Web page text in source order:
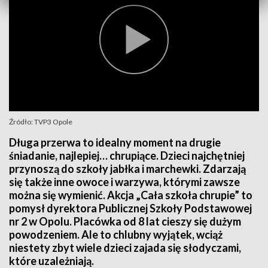
Źródło: TVP3 Opole
Długa przerwa to idealny moment na drugie
śniadanie, najlepiej… chrupiące. Dzieci najchętniej
przynoszą do szkoły jabłka i marchewki. Zdarzają
się także inne owoce i warzywa, którymi zawsze
można się wymienić. Akcja „Cała szkoła chrupie” to
pomysł dyrektora Publicznej Szkoły Podstawowej
nr 2 w Opolu. Placówka od 8 lat cieszy się dużym
powodzeniem. Ale to chlubny wyjątek, wciąż
niestety zbyt wiele dzieci zajada się słodyczami,
które uzależniają.